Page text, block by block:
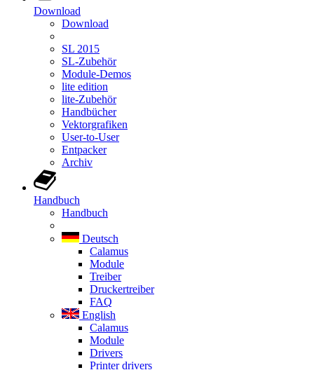
Download
Download
SL 2015
SL-Zubehör
Module-Demos
lite edition
lite-Zubehör
Handbücher
Vektorgrafiken
User-to-User
Entpacker
Archiv
Handbuch
Handbuch
Deutsch
Calamus
Module
Treiber
Druckertreiber
FAQ
English
Calamus
Module
Drivers
Printer drivers